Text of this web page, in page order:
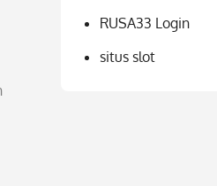
RUSA33 Login
situs slot